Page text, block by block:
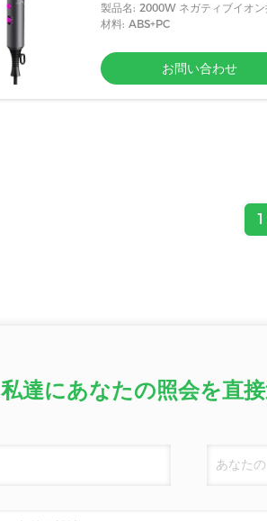
製品名: 2000W ネガティブイオン
たみヘアドライヤー
材料: ABS+PC
お問い合わせ
1
私達にあなたの照会を直